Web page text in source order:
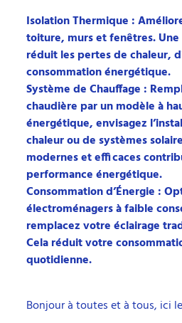
Isolation Thermique :
toiture, murs et fenêtres.
réduit les pertes de chaleur,
consommation énergétique.
Système de Chauffage :
chaudière par un modèle à
énergétique, envisagez
chaleur ou de systèmes
modernes et efficaces
performance énergétique.
Consommation d’Énergie :
électroménagers à faible
remplacez votre éclairage
Cela réduit votre
quotidienne.
Bonjour à toutes et à tous, ici